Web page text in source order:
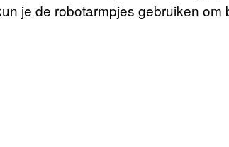
je de robotarmpjes gebruiken om